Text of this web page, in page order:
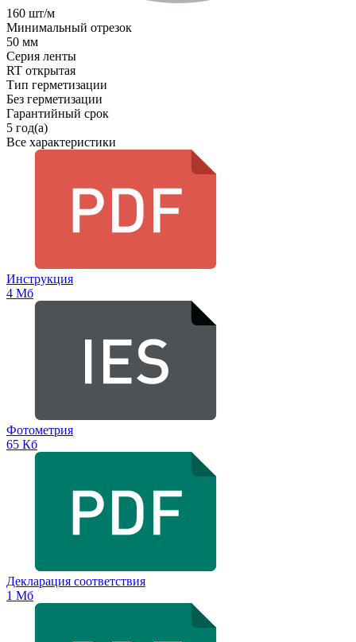
160 шт/м
Минимальный отрезок
50 мм
Серия ленты
RT открытая
Тип герметизации
Без герметизации
Гарантийный срок
5 год(а)
Все характеристики
Инструкция
4 Мб
Фотометрия
65 Кб
Декларация соответствия
1 Мб